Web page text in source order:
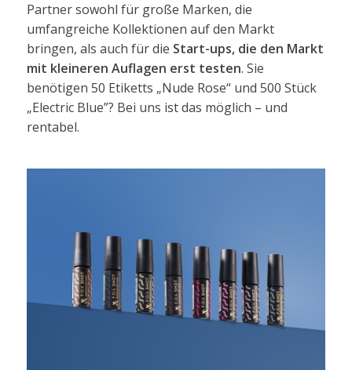
Partner sowohl für große Marken, die
umfangreiche Kollektionen auf den Markt
bringen, als auch für die Start-ups, die den Markt
mit kleineren Auflagen erst testen. Sie
benötigen 50 Etiketts „Nude Rose“ und 500 Stück
„Electric Blue”? Bei uns ist das möglich – und
rentabel.